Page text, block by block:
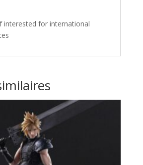
interested for international